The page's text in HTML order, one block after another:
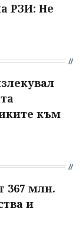
РЗИ: Не
към
367 млн.
и